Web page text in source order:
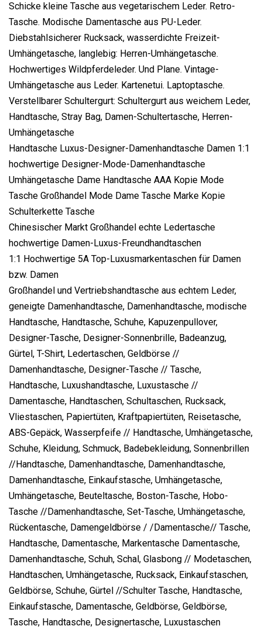
Schicke kleine Tasche aus vegetarischem Leder. Retro-
Tasche. Modische Damentasche aus PU-Leder.
Diebstahlsicherer Rucksack, wasserdichte Freizeit-
Umhängetasche, langlebig: Herren-Umhängetasche.
Hochwertiges Wildpferdeleder. Und Plane. Vintage-
Umhängetasche aus Leder. Kartenetui. Laptoptasche.
Verstellbarer Schultergurt: Schultergurt aus weichem Leder,
Handtasche, Stray Bag, Damen-Schultertasche, Herren-
Umhängetasche
Handtasche Luxus-Designer-Damenhandtasche Damen 1:1
hochwertige Designer-Mode-Damenhandtasche
Umhängetasche Dame Handtasche AAA Kopie Mode
Tasche Großhandel Mode Dame Tasche Marke Kopie
Schulterkette Tasche
Chinesischer Markt Großhandel echte Ledertasche
hochwertige Damen-Luxus-Freundhandtaschen
1:1 Hochwertige 5A Top-Luxusmarkentaschen für Damen
bzw. Damen
Großhandel und Vertriebshandtasche aus echtem Leder,
geneigte Damenhandtasche, Damenhandtasche, modische
Handtasche, Handtasche, Schuhe, Kapuzenpullover,
Designer-Tasche, Designer-Sonnenbrille, Badeanzug,
Gürtel, T-Shirt, Ledertaschen, Geldbörse //
Damenhandtasche, Designer-Tasche // Tasche,
Handtasche, Luxushandtasche, Luxustasche //
Damentasche, Handtaschen, Schultaschen, Rucksack,
Vliestaschen, Papiertüten, Kraftpapiertüten, Reisetasche,
ABS-Gepäck, Wasserpfeife // Handtasche, Umhängetasche,
Schuhe, Kleidung, Schmuck, Badebekleidung, Sonnenbrillen
//Handtasche, Damenhandtasche, Damenhandtasche,
Damenhandtasche, Einkaufstasche, Umhängetasche,
Umhängetasche, Beuteltasche, Boston-Tasche, Hobo-
Tasche //Damenhandtasche, Set-Tasche, Umhängetasche,
Rückentasche, Damengeldbörse / /Damentasche// Tasche,
Handtasche, Damentasche, Markentasche Damentasche,
Damenhandtasche, Schuh, Schal, Glasbong // Modetaschen,
Handtaschen, Umhängetasche, Rucksack, Einkaufstaschen,
Geldbörse, Schuhe, Gürtel //Schulter Tasche, Handtasche,
Einkaufstasche, Damentasche, Geldbörse, Geldbörse,
Tasche, Handtasche, Designertasche, Luxustaschen